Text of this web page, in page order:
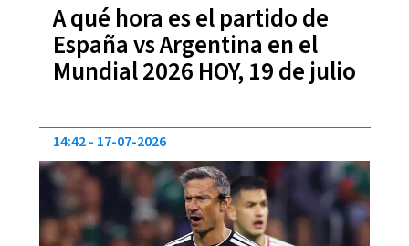
A qué hora es el partido de
España vs Argentina en el
Mundial 2026 HOY, 19 de julio
14:42 17-07-2026